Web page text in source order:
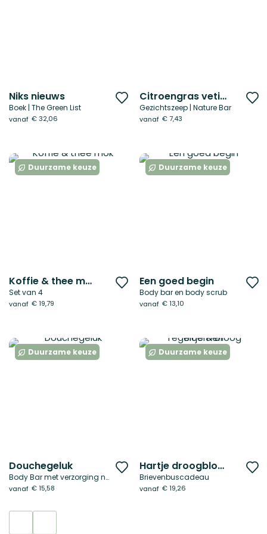
Niks nieuws
Boek | The Green List
vanaf € 32,06
Voeg
toe
aan
Citroengras vetiver
Gezichtszeep | Nature Bar
vanaf € 7,43
Duurzame keuze
Koffie & thee mok
Set van 4
vanaf € 19,79
Voeg
toe
aan
Duurzame keuze
Een goed begin
Body bar en body scrub
vanaf € 13,10
Duurzame keuze
Douchegeluk
Body Bar met verzorging naar keuze
vanaf € 15,58
Voeg
toe
aan
Duurzame keuze
Hartje droogbloemen
Brievenbuscadeau
vanaf € 19,26